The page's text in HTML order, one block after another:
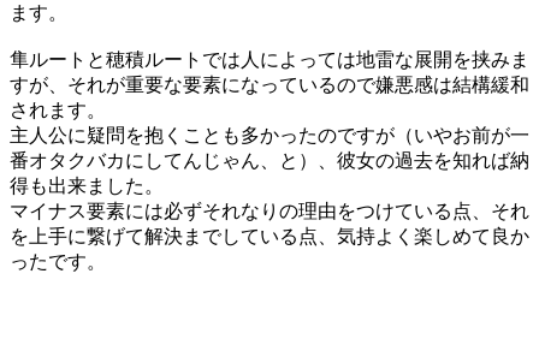
ます。
隼ルートと穂積ルートでは人によっては地雷な展開を挟みま
すが、それが重要な要素になっているので嫌悪感は結構緩和
されます。
主人公に疑問を抱くことも多かったのですが（いやお前が一
番オタクバカにしてんじゃん、と）、彼女の過去を知れば納
得も出来ました。
マイナス要素には必ずそれなりの理由をつけている点、それ
を上手に繋げて解決までしている点、気持よく楽しめて良か
ったです。